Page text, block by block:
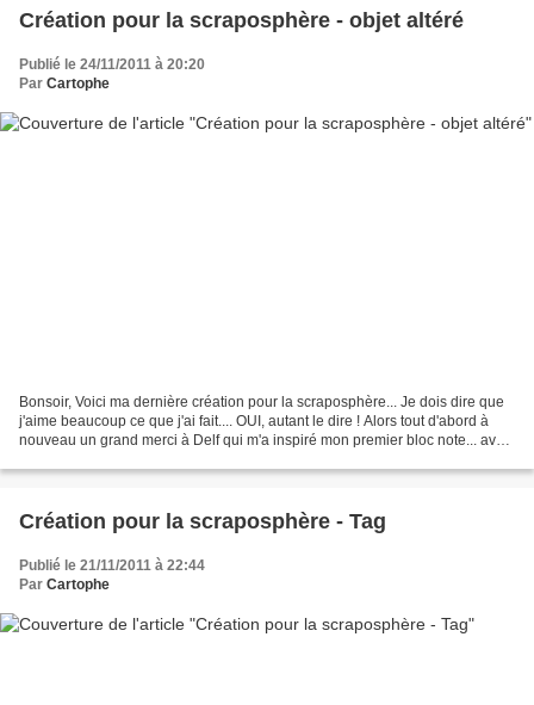
Création pour la scraposphère - objet altéré
Publié le 24/11/2011 à 20:20
Par Cartophe
Bonsoir, Voici ma dernière création pour la scraposphère... Je dois dire que
j'aime beaucoup ce que j'ai fait.... OUI, autant le dire ! Alors tout d'abord à
nouveau un grand merci à Delf qui m'a inspiré mon premier bloc note... avec
Création pour la scraposphère - Tag
Publié le 21/11/2011 à 22:44
Par Cartophe